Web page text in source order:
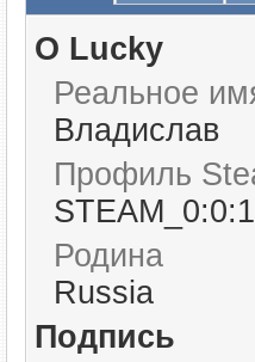
О Lucky
Реальное
Владислав
Профиль
Родина
Russia
Подпись